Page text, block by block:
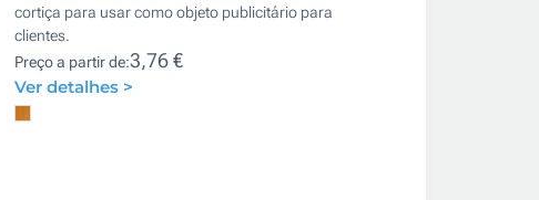
cortiça para usar como objeto publicitário para
clientes.
Preço a partir de:3,76 €
Ver detalhes >